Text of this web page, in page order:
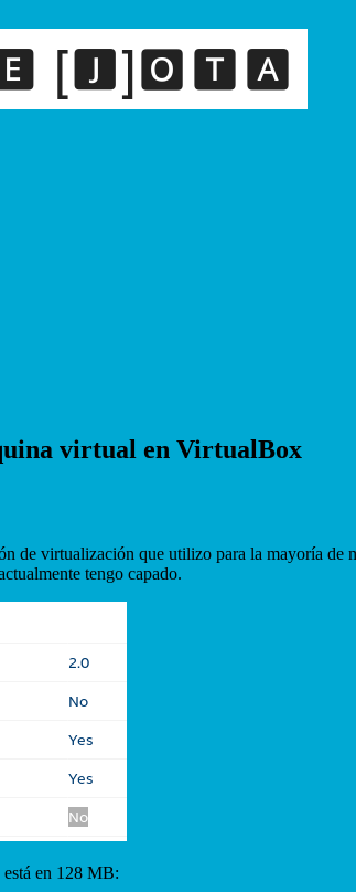
virtual en VirtualBox
de virtualización que utilizo para la mayoría de
tengo capado.
en 128 MB: